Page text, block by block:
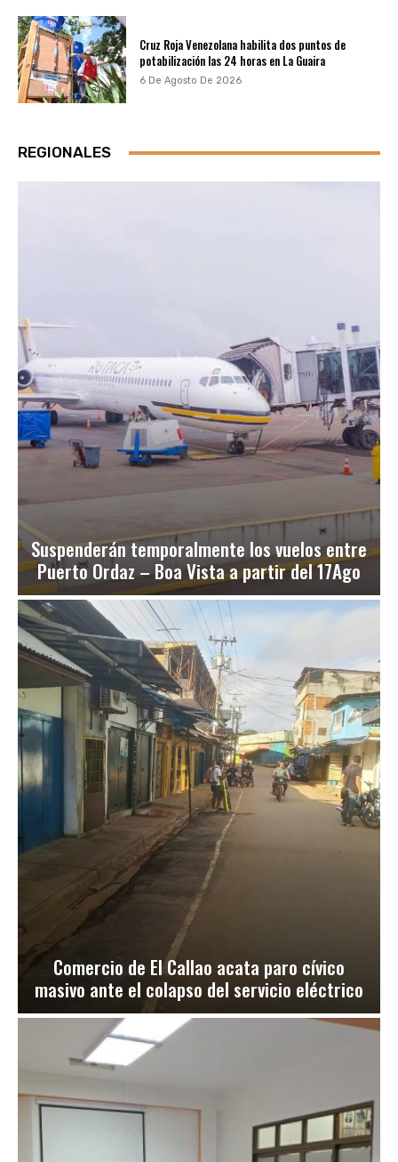
Cruz Roja Venezolana habilita dos puntos de
potabilización las 24 horas en La Guaira
6 De Agosto De 2026
REGIONALES
Suspenderán temporalmente los vuelos entre
Puerto Ordaz – Boa Vista a partir del 17Ago
Comercio de El Callao acata paro cívico
masivo ante el colapso del servicio eléctrico